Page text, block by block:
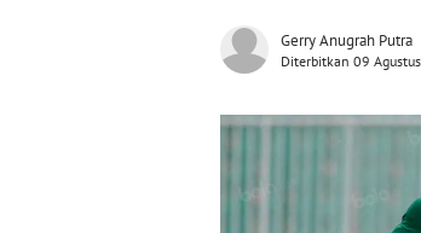
Gerry Anugrah Putra
Diterbitkan 09